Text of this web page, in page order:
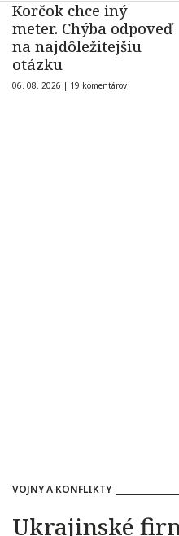
Korčok chce iný
meter. Chýba odpoveď
na najdôležitejšiu
otázku
06. 08. 2026 | 19 komentárov
VOJNY A KONFLIKTY
Ukrajinské